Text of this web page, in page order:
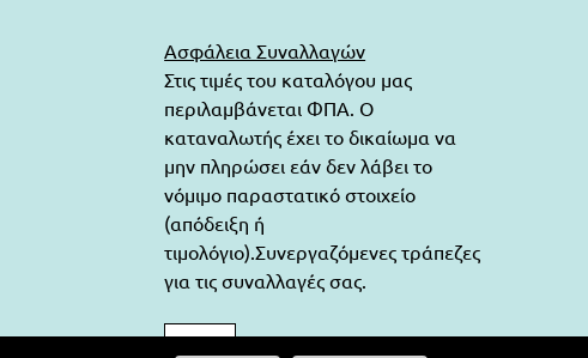
Ασφάλεια Συναλλαγών
Στις τιμές του καταλόγου μας
περιλαμβάνεται ΦΠΑ. Ο
καταναλωτής έχει το δικαίωμα να
μην πληρώσει εάν δεν λάβει το
νόμιμο παραστατικό στοιχείο
(απόδειξη ή
τιμολόγιο).Συνεργαζόμενες τράπεζες
για τις συναλλαγές σας.